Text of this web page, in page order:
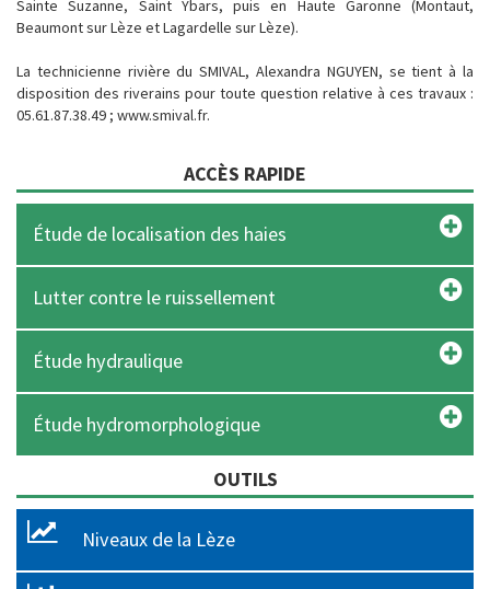
Sainte Suzanne, Saint Ybars, puis en Haute Garonne (Montaut,
Beaumont sur Lèze et Lagardelle sur Lèze).
La technicienne rivière du SMIVAL, Alexandra NGUYEN, se tient à la
disposition des riverains pour toute question relative à ces travaux :
05.61.87.38.49 ; www.smival.fr.
ACCÈS RAPIDE
Étude de localisation des haies
Lutter contre le ruissellement
Étude hydraulique
Étude hydromorphologique
OUTILS
Niveaux de la Lèze